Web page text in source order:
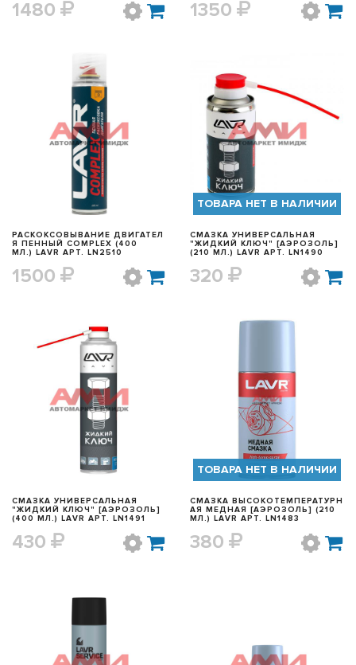
АРТ. LN2507
1480
LN2506
1350
БЫСТРЫЙ ПРОСМОТР
РАСКОКСОВЫВАНИЕ ДВИГАТЕЛ
Я ПЕННЫЙ COMPLEX (400
МЛ.) LAVR АРТ. LN2510
1500
БЫСТРЫЙ ПРОСМОТР
ТОВАРА НЕТ В НАЛИЧИИ
СМАЗКА УНИВЕРСАЛЬНАЯ
"ЖИДКИЙ КЛЮЧ" [АЭРОЗОЛЬ]
(210 МЛ.) LAVR АРТ. LN1490
320
БЫСТРЫЙ ПРОСМОТР
СМАЗКА УНИВЕРСАЛЬНАЯ
"ЖИДКИЙ КЛЮЧ" [АЭРОЗОЛЬ]
(400 МЛ.) LAVR АРТ. LN1491
430
БЫСТРЫЙ ПРОСМОТР
ТОВАРА НЕТ В НАЛИЧИИ
СМАЗКА ВЫСОКОТЕМПЕРАТУРН
АЯ МЕДНАЯ [АЭРОЗОЛЬ] (210
МЛ.) LAVR АРТ. LN1483
380